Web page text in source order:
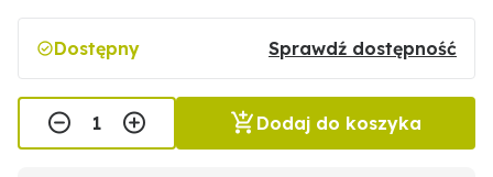
Dostępny Sprawdź dostępność
Dodaj do koszyka